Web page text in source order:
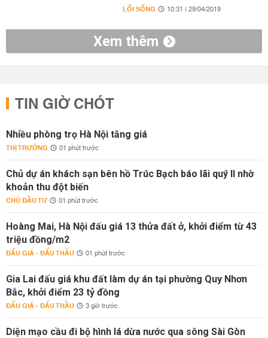
LỐI SỐNG 10:31 | 29/04/2019
Xem thêm
TIN GIỜ CHÓT
Nhiều phòng trọ Hà Nội tăng giá
THỊ TRƯỜNG 01 phút trước
Chủ dự án khách sạn bên hồ Trúc Bạch báo lãi quý II nhờ
khoản thu đột biến
CHỦ ĐẦU TƯ 01 phút trước
Hoàng Mai, Hà Nội đấu giá 13 thửa đất ở, khởi điểm từ 43
triệu đồng/m2
ĐẤU GIÁ - ĐẤU THẦU 01 phút trước
Gia Lai đấu giá khu đất làm dự án tại phường Quy Nhơn
Bắc, khởi điểm 23 tỷ đồng
ĐẤU GIÁ - ĐẤU THẦU 3 giờ trước
Diện mạo cầu đi bộ hình lá dừa nước qua sông Sài Gòn